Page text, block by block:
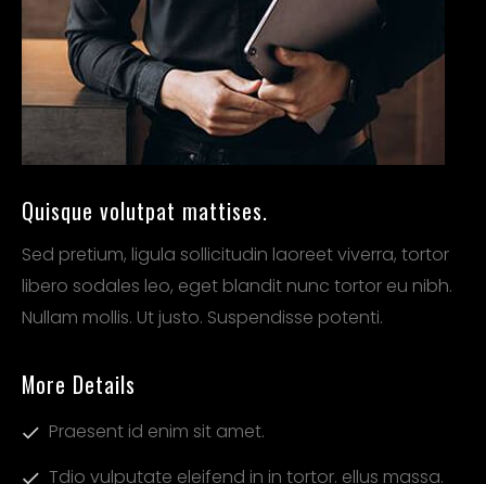
Quisque volutpat mattises.
Sed pretium, ligula sollicitudin laoreet viverra, tortor
libero sodales leo, eget blandit nunc tortor eu nibh.
Nullam mollis. Ut justo. Suspendisse potenti.
More Details
Praesent id enim sit amet.
Tdio vulputate eleifend in in tortor. ellus massa.